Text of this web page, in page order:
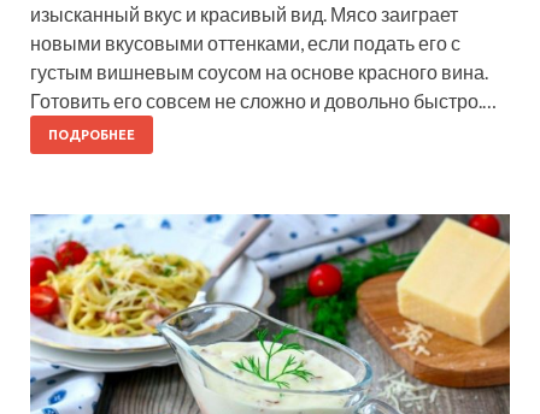
изысканный вкус и красивый вид. Мясо заиграет
новыми вкусовыми оттенками, если подать его с
густым вишневым соусом на основе красного вина.
Готовить его совсем не сложно и довольно быстро.…
ПОДРОБНЕЕ